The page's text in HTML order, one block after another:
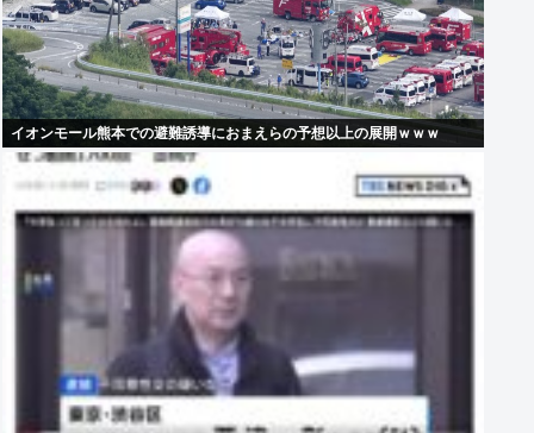
イオンモール熊本での避難誘導におまえらの予想以上の展開ｗｗｗ